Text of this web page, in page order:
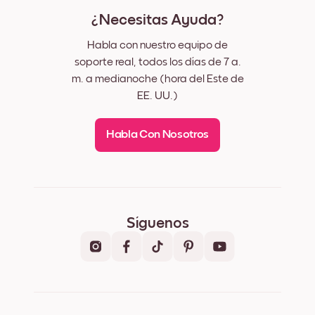
¿Necesitas Ayuda?
Habla con nuestro equipo de
soporte real, todos los días de 7 a.
m. a medianoche (hora del Este de
EE. UU.)
Habla Con Nosotros
Síguenos